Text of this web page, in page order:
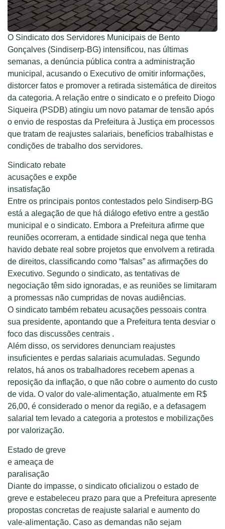
O Sindicato dos Servidores Municipais de Bento
Gonçalves (Sindiserp-BG) intensificou, nas últimas
semanas, a denúncia pública contra a administração
municipal, acusando o Executivo de omitir informações,
distorcer fatos e promover a retirada sistemática de direitos
da categoria. A relação entre o sindicato e o prefeito Diogo
Siqueira (PSDB) atingiu um novo patamar de tensão após
o envio de respostas da Prefeitura à Justiça em processos
que tratam de reajustes salariais, benefícios trabalhistas e
condições de trabalho dos servidores.
Sindicato rebate
acusações e expõe
insatisfação
Entre os principais pontos contestados pelo Sindiserp-BG
está a alegação de que há diálogo efetivo entre a gestão
municipal e o sindicato. Embora a Prefeitura afirme que
reuniões ocorreram, a entidade sindical nega que tenha
havido debate real sobre projetos que envolvem a retirada
de direitos, classificando como “falsas” as afirmações do
Executivo. Segundo o sindicato, as tentativas de
negociação têm sido ignoradas, e as reuniões se limitaram
a promessas não cumpridas de novas audiências.
O sindicato também rebateu acusações pessoais contra
sua presidente, apontando que a Prefeitura tenta desviar o
foco das discussões centrais .
Além disso, os servidores denunciam reajustes
insuficientes e perdas salariais acumuladas. Segundo
relatos, há anos os trabalhadores recebem apenas a
reposição da inflação, o que não cobre o aumento do custo
de vida. O valor do vale-alimentação, atualmente em R$
26,00, é considerado o menor da região, e a defasagem
salarial tem levado a categoria a protestos e mobilizações
por valorização.
Estado de greve
e ameaça de
paralisação
Diante do impasse, o sindicato oficializou o estado de
greve e estabeleceu prazo para que a Prefeitura apresente
propostas concretas de reajuste salarial e aumento do
vale-alimentação. Caso as demandas não sejam